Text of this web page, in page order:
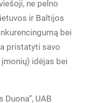
ne pelno
ir Baltijos
bei
pristatyti savo
idėjas bei
UAB